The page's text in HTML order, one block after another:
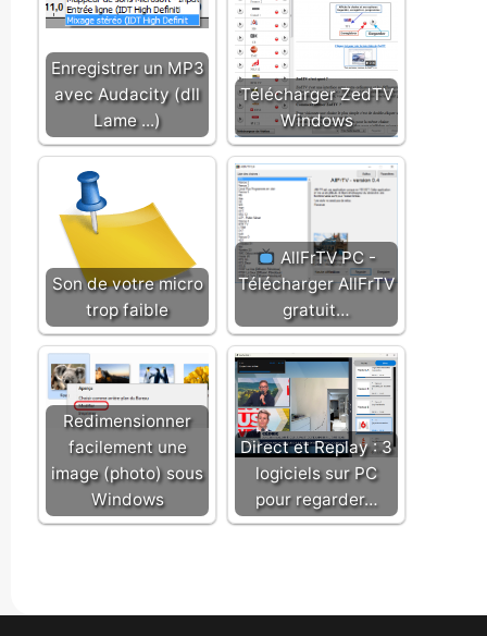
Enregistrer un MP3
avec Audacity (dll
Lame ...)
Télécharger ZedTV
Windows
Son de votre micro
trop faible
AllFrTV PC -
Télécharger AllFrTV
gratuit…
Redimensionner
facilement une
image (photo) sous
Windows
Direct et Replay : 3
logiciels sur PC
pour regarder…